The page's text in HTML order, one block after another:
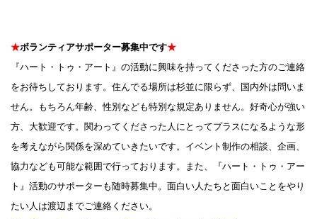
★ボランティアサポーター募集中です★
『ハート・トゥ・アート』の活動に興味を持ってくださった方のご連絡
をお待ちしております。住んでる場所は杉並に限らず、国内外は問いま
せん。もちろん年齢、性別なども特別な規定ありません。好奇心が強い
方、大歓迎です。関わってくださった人にとってプラスになるような形
を考えながら関係を深めていきたいです。イベント制作の相談、企画、
協力なども可能な範囲で行っております。また、『ハート・トゥ・アー
ト』活動のサポーターも随時募集中。面白い人たちと面白いことをやり
たい人は渡辺までご連絡ください。